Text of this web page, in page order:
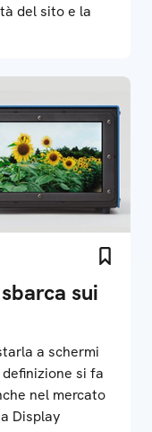
del sito e la
sui
a schermi
si fa
nel mercato
Display